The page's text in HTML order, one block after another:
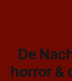
De
horror &